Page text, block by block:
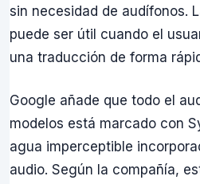
sin necesidad de audífonos.
puede ser útil cuando el
una traducción de forma
Google añade que todo el
modelos está marcado con
agua imperceptible
audio. Según la compañía,